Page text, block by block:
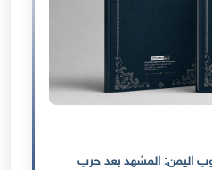
اليمن: المشهد بعد حرب